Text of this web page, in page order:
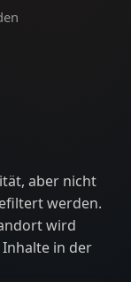
aber nicht
werden.
wird
in der